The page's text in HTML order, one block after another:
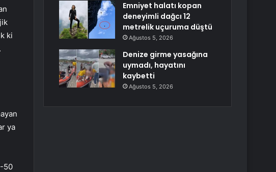
ki
ya
50
Emniyet halatı kopan
deneyimli dağcı 12
metrelik uçuruma düştü
Ağustos 5, 2026
Denize girme yasağına
uymadı, hayatını
kaybetti
Ağustos 5, 2026